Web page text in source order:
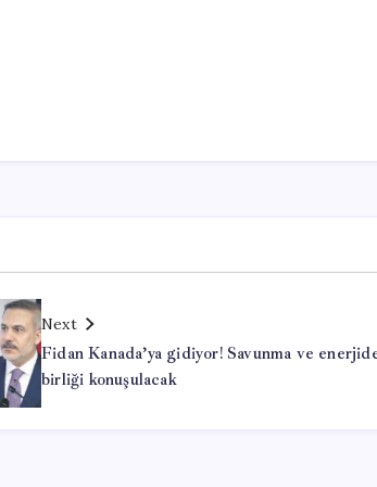
Next
Fidan Kanada’ya gidiyor! Savunma ve
birliği konuşulacak